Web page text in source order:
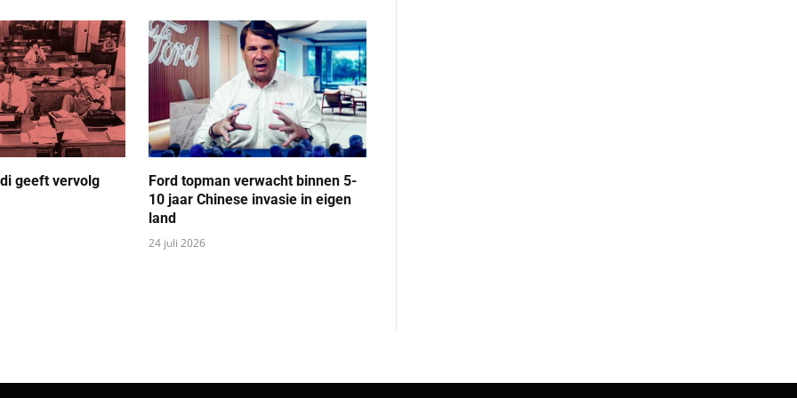
geeft vervolg
Ford topman verwacht binnen 5-
10 jaar Chinese invasie in eigen
land
24 juli 2026